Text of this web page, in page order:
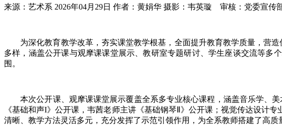
来源：艺术系 2026年04月29日 作者：黄娟华 摄影：韦英璇 审核：党委宣传
为深化教育教学改革，夯实课堂教学根基，全面提升教育教学质量，营造
多样，涵盖公开课与观摩课课堂展示、教研室专题研讨、学生座谈交流等多
围。
本次公开课、观摩课课堂展示覆盖全系多专业核心课程，涵盖音乐学、美
《基础和声I》公开课，韦茜老师主讲《基础钢琴Ⅱ》公开课；视觉传达设计
清晰、教学方法灵活多元，充分发挥了示范引领作用，为全系教师搭建了高